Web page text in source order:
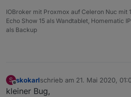
IOBroker mit Proxmox auf Celeron Nuc mit
Echo Show 15 als Wandtablet, Homematic
als Backup
S
Offline
skokarlschrieb am 21. Mai 2020,
zuletzt editiert von skokarl
kleiner Bug,